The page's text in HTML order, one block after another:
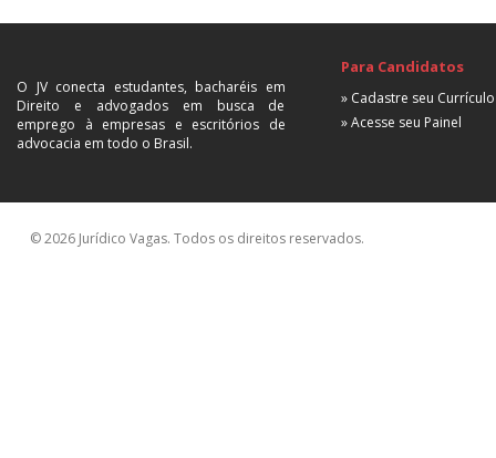
O JV conecta estudantes, bacharéis em
Direito e advogados em busca de
emprego à empresas e escritórios de
advocacia em todo o Brasil.
Para Candidatos
» Cadastre seu Currículo
» Acesse seu Painel
© 2026 Jurídico Vagas. Todos os direitos reservados.